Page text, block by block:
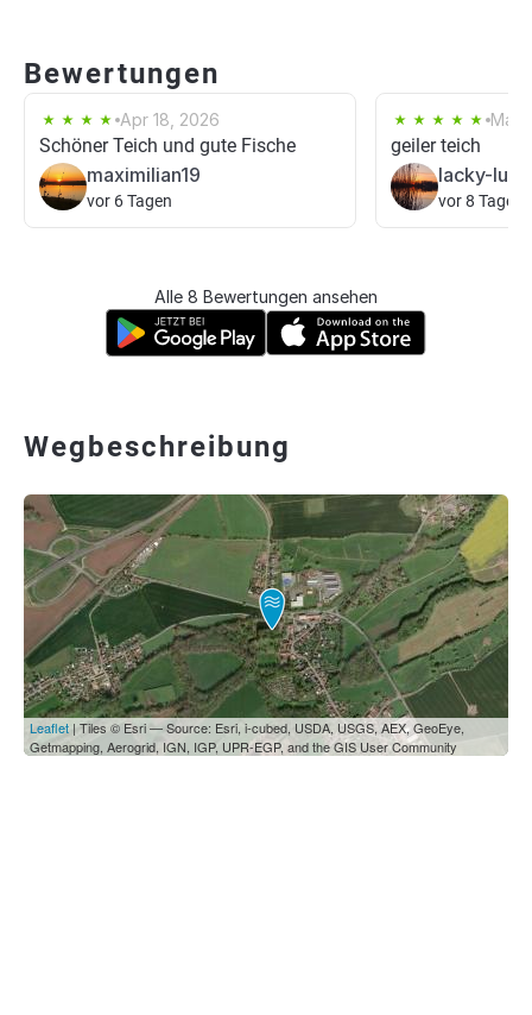
Bewertungen
Apr 18, 2026
Schöner Teich und gute Fische
maximilian19
vor 6 Tagen
Mar
geiler teich
lacky-luc
vor 8 Tagen
Alle 8 Bewertungen ansehen
Wegbeschreibung
Leaflet | Tiles © Esri — Source: Esri, i-cubed, USDA, USGS, AEX, GeoEye,
Getmapping, Aerogrid, IGN, IGP, UPR-EGP, and the GIS User Community